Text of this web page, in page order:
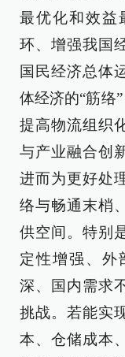
最优化和效益
环、增强我国
国民经济总体
体经济的“筋络
提高物流组织
与产业融合创
进而为更好处
络与畅通末梢
供空间。特别
定性增强、外
深、国内需求
挑战。若能实
本、仓储成本